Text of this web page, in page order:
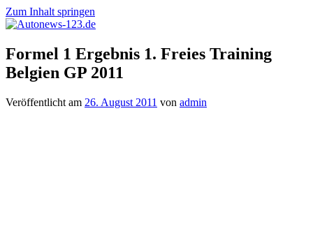
Zum Inhalt springen
Autonews-
123.de
Autonews
mit
Charme
Formel 1 Ergebnis 1. Freies Training
Belgien GP 2011
Veröffentlicht am 26. August 2011 von admin